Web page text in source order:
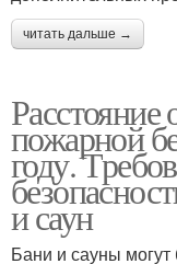
читать дальше →
Расстояние
пожарной
году.
и саун
Бани и сауны могут